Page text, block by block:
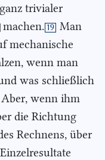
trivialer
machen. 19 Man
mechanische
wenn man
was schließlich
wenn ihm
die Richtung
Rechnens, über